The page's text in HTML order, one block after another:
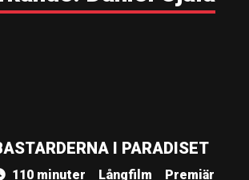
I PARADISET
110 minuter Långfilm
Premiär